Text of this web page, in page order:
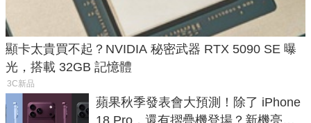
顯卡太貴買不起？NVIDIA 秘密武器 RTX 5090 SE 曝
光，搭載 32GB 記憶體
3C新品
蘋果秋季發表會大預測！除了 iPhone
18 Pro，還有摺疊機登場？新機亮點